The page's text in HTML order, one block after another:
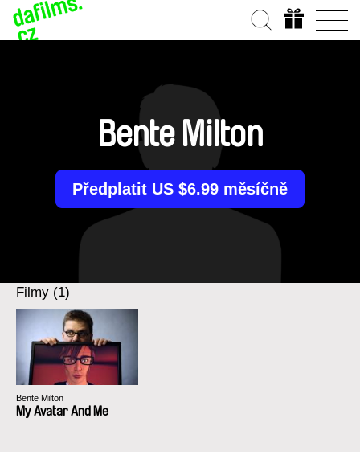
Bente Milton
Předplatit US $6.99 měsíčně
Filmy (1)
Bente Milton
My Avatar And Me